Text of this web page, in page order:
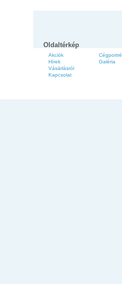
Oldaltérkép
Akciók
Hírek
Vásárlásról
Kapcsolat
Cégportré
Galéria